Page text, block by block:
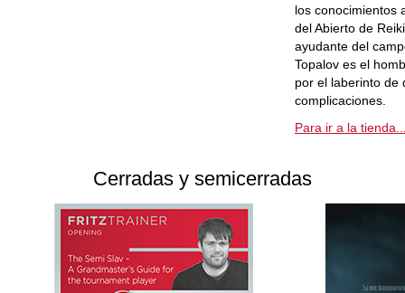
los conocimientos
del Abierto de
ayudante del
Topalov es el
por el laberinto de
complicaciones.
Para ir a la
Cerradas y semicerradas